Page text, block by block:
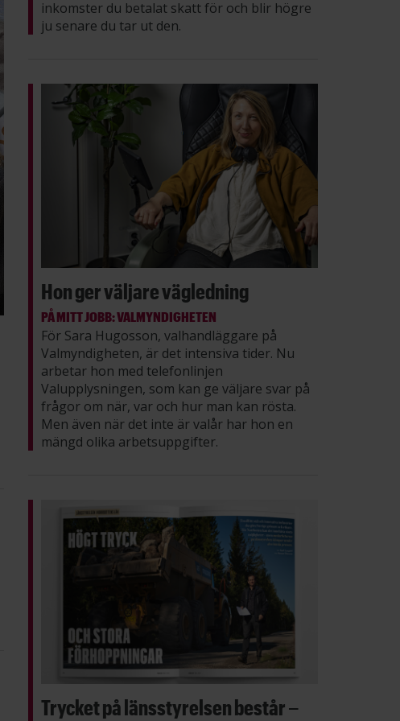
inkomster du betalat skatt för och blir högre
ju senare du tar ut den.
Hon ger väljare vägledning
PÅ MITT JOBB: VALMYNDIGHETEN
För Sara Hugosson, valhandläggare på
Valmyndigheten, är det intensiva tider. Nu
arbetar hon med telefonlinjen
Valupplysningen, som kan ge väljare svar på
frågor om när, var och hur man kan rösta.
Men även när det inte är valår har hon en
mängd olika arbetsuppgifter.
Trycket på länsstyrelsen består –